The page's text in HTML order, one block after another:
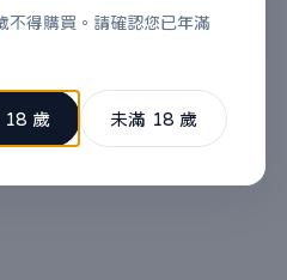
不得購買。請確認您已年滿
18 歲 未滿 18 歲
/ 7-11門市取貨付款